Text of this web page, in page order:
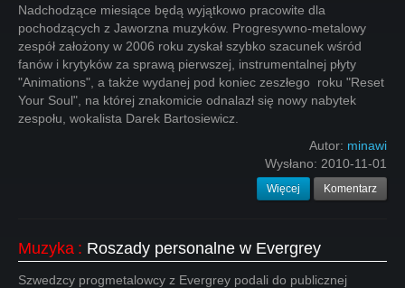
Nadchodzące miesiące będą wyjątkowo pracowite dla
pochodzących z Jaworzna muzyków. Progresywno-metalowy
zespół założony w 2006 roku zyskał szybko szacunek wśród
fanów i krytyków za sprawą pierwszej, instrumentalnej płyty
"Animations", a także wydanej pod koniec zeszłego roku "Reset
Your Soul", na której znakomicie odnalazł się nowy nabytek
zespołu, wokalista Darek Bartosiewicz.
Autor: minawi
Wysłano: 2010-11-01
Więcej Komentarz
Muzyka : Roszady personalne w Evergrey
Szwedzcy progmetalowcy z Evergrey podali do publicznej